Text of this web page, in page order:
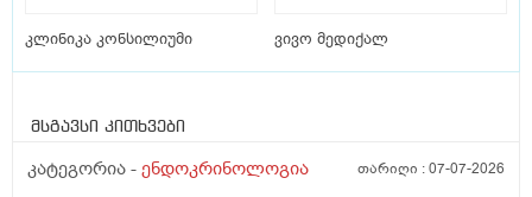
კლინიკა კონსილიუმი ვივო მედიქალ
მსგავსი კითხვები
კატეგორია - ენდოკრინოლოგია თარიღი :07-07-2026